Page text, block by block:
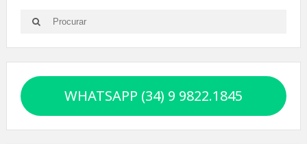
for:
Search
WHATSAPP (34) 9 9822.1845